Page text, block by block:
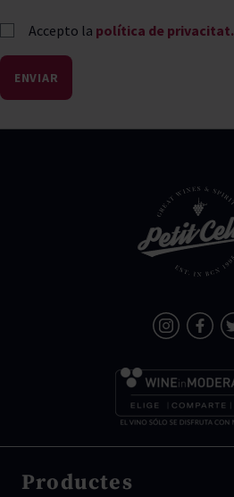
Accepto la política de privacitat.
ENVIAR
Productes